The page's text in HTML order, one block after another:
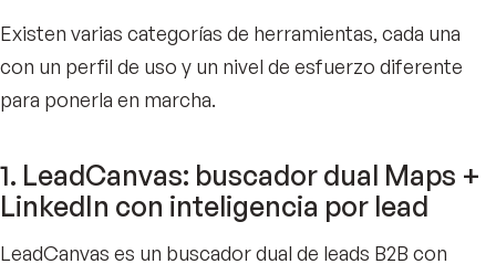
Existen varias categorías de herramientas, cada una
con un perfil de uso y un nivel de esfuerzo diferente
para ponerla en marcha.
1. LeadCanvas: buscador dual Maps +
LinkedIn con inteligencia por lead
LeadCanvas es un buscador dual de leads B2B con